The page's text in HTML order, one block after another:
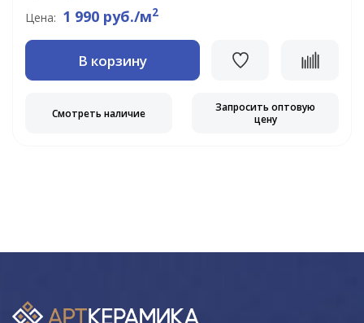
Цена: 1 990 руб./м2
В корзину
Смотреть наличие
Запросить оптовую
цену